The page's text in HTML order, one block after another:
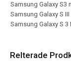
Samsung Galaxy S3
Samsung Galaxy S
Samsung Galaxy S 3
Relterade